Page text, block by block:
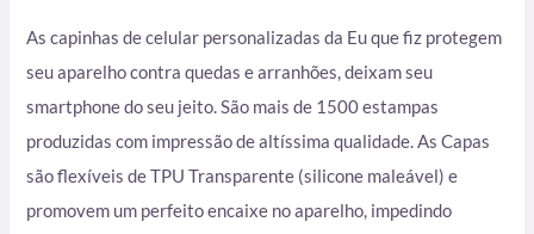
As capinhas de celular personalizadas da Eu que fiz protegem
seu aparelho contra quedas e arranhões, deixam seu
smartphone do seu jeito. São mais de 1500 estampas
produzidas com impressão de altíssima qualidade. As Capas
são flexíveis de TPU Transparente (silicone maleável) e
promovem um perfeito encaixe no aparelho, impedindo